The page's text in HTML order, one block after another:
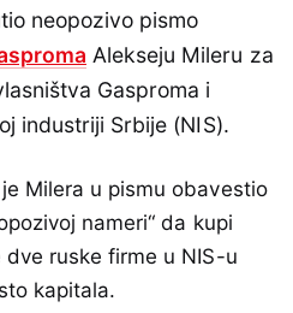
neopozivo pismo
Alekseju Mileru za
Gasproma i
industriji Srbije (NIS).
Milera u pismu obavestio
nameri“ da kupi
ruske firme u NIS-u
kapitala.